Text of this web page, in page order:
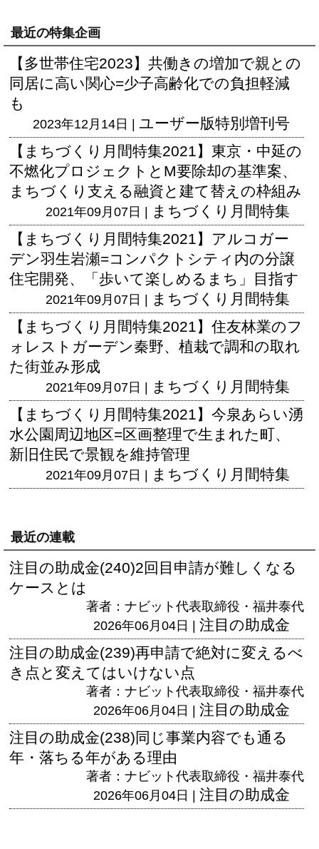
最近の特集企画
【多世帯住宅2023】共働きの増加で親との
同居に高い関心=少子高齢化での負担軽減
も
2023年12月14日 | ユーザー版特別増刊号
【まちづくり月間特集2021】東京・中延の
不燃化プロジェクトとM要除却の基準案、
まちづくり支える融資と建て替えの枠組み
2021年09月07日 | まちづくり月間特集
【まちづくり月間特集2021】アルコガー
デン羽生岩瀬=コンパクトシティ内の分譲
住宅開発、「歩いて楽しめるまち」目指す
2021年09月07日 | まちづくり月間特集
【まちづくり月間特集2021】住友林業のフ
ォレストガーデン秦野、植栽で調和の取れ
た街並み形成
2021年09月07日 | まちづくり月間特集
【まちづくり月間特集2021】今泉あらい湧
水公園周辺地区=区画整理で生まれた町、
新旧住民で景観を維持管理
2021年09月07日 | まちづくり月間特集
最近の連載
注目の助成金(240)2回目申請が難しくなる
ケースとは
著者：ナビット代表取締役・福井泰代
2026年06月04日 | 注目の助成金
注目の助成金(239)再申請で絶対に変えるべ
き点と変えてはいけない点
著者：ナビット代表取締役・福井泰代
2026年06月04日 | 注目の助成金
注目の助成金(238)同じ事業内容でも通る
年・落ちる年がある理由
著者：ナビット代表取締役・福井泰代
2026年06月04日 | 注目の助成金